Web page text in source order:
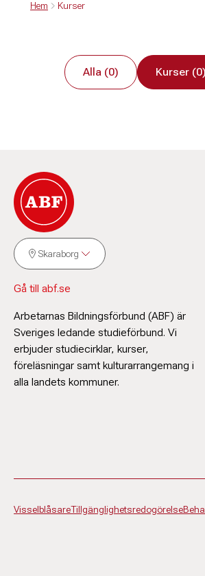
Hem Kurser
Alla (0) Kurser (0)
Skaraborg
Gå till abf.se
Arbetarnas Bildningsförbund (ABF) är
Sveriges ledande studieförbund. Vi
erbjuder studiecirklar, kurser,
föreläsningar samt kulturarrangemang i
alla landets kommuner.
VisselblåsareTillgänglighetsredogörelse